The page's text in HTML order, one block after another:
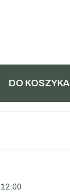
DO KOSZYKA